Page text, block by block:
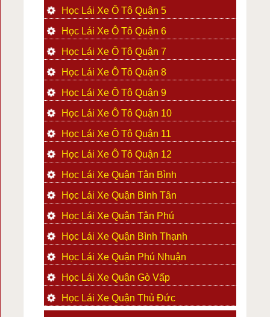
Học Lái Xe Ô Tô Quận 5
Học Lái Xe Ô Tô Quận 6
Học Lái Xe Ô Tô Quận 7
Học Lái Xe Ô Tô Quận 8
Học Lái Xe Ô Tô Quận 9
Học Lái Xe Ô Tô Quận 10
Học Lái Xe Ô Tô Quận 11
Học Lái Xe Ô Tô Quận 12
Học Lái Xe Quận Tân Bình
Học Lái Xe Quận Bình Tân
Học Lái Xe Quận Tân Phú
Học Lái Xe Quận Bình Thạnh
Học Lái Xe Quận Phú Nhuận
Học Lái Xe Quận Gò Vấp
Học Lái Xe Quận Thủ Đức